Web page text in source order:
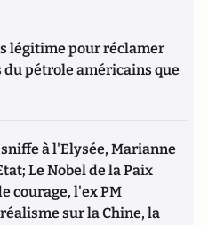
légitime pour réclamer
du pétrole américains que
à l'Elysée, Marianne
Le Nobel de la Paix
courage, l'ex PM
sur la Chine, la